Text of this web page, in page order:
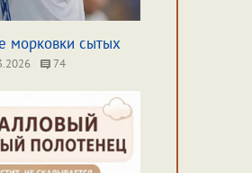
морковки сытых
74